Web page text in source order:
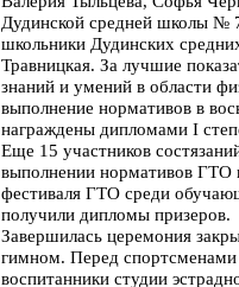
Дудинской средней школы №
школьники Дудинских
Травницкая. За лучшие
знаний и умений в области
выполнение нормативов в
награждены дипломами I
Еще 15 участников
выполнении нормативов ГТО
фестиваля ГТО среди
получили дипломы призеров.
Завершилась церемония
гимном. Перед
воспитанники студии